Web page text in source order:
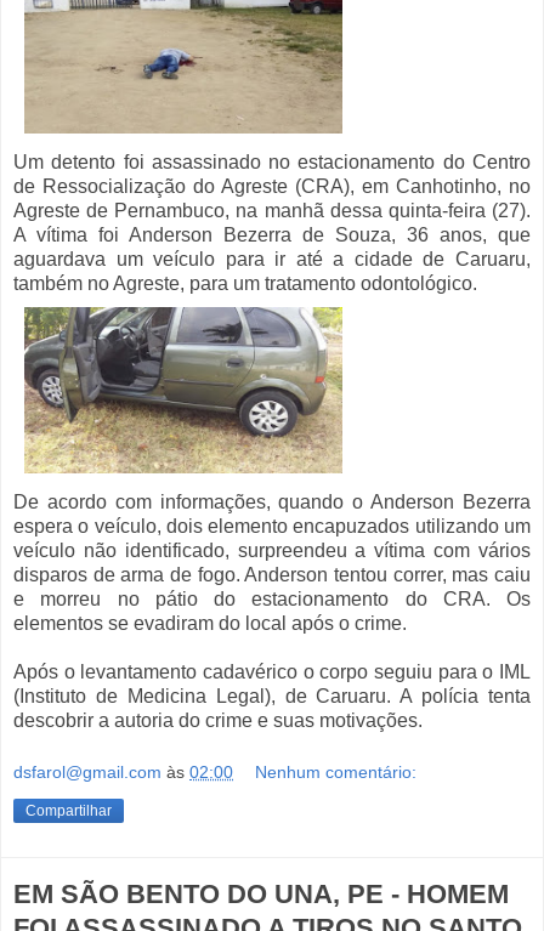
Um detento foi assassinado no estacionamento do Centro
de Ressocialização do Agreste (CRA), em Canhotinho, no
Agreste de Pernambuco, na manhã dessa quinta-feira (27).
A vítima foi Anderson Bezerra de Souza, 36 anos, que
aguardava um veículo para ir até a cidade de Caruaru,
também no Agreste, para um tratamento odontológico.
De acordo com informações, quando o Anderson Bezerra
espera o veículo, dois elemento encapuzados utilizando um
veículo não identificado, surpreendeu a vítima com vários
disparos de arma de fogo. Anderson tentou correr, mas caiu
e morreu no pátio do estacionamento do CRA. Os
elementos se evadiram do local após o crime.
Após o levantamento cadavérico o corpo seguiu para o IML
(Instituto de Medicina Legal), de Caruaru. A polícia tenta
descobrir a autoria do crime e suas motivações.
dsfarol@gmail.com às 02:00 Nenhum comentário:
Compartilhar
EM SÃO BENTO DO UNA, PE - HOMEM